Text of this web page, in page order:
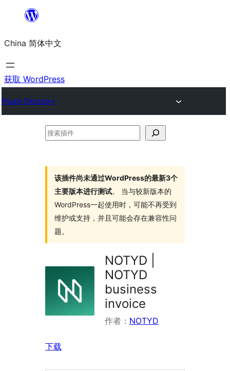
内
容
China 简体中文
获取 WordPress
Plugin Directory
搜
该插件尚未通过WordPress的最新3个
主要版本进行测试。 当与较新版本的
WordPress一起使用时，可能不再受到
维护或支持，并且可能会存在兼容性问
题。
NOTYD |
NOTYD
business
invoice
作者： NOTYD
下载